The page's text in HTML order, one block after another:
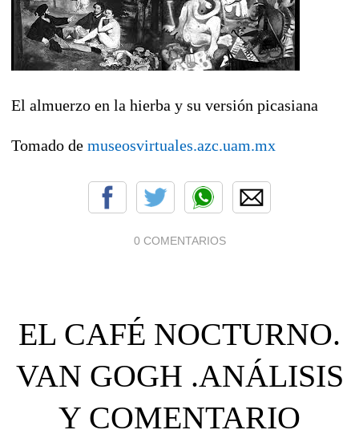
El almuerzo en la hierba y su versión picasiana
Tomado de museosvirtuales.azc.uam.mx
0 COMENTARIOS
EL CAFÉ NOCTURNO.
VAN GOGH .ANÁLISIS
Y COMENTARIO